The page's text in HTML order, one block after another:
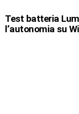
Test batteria
l’autonomia su